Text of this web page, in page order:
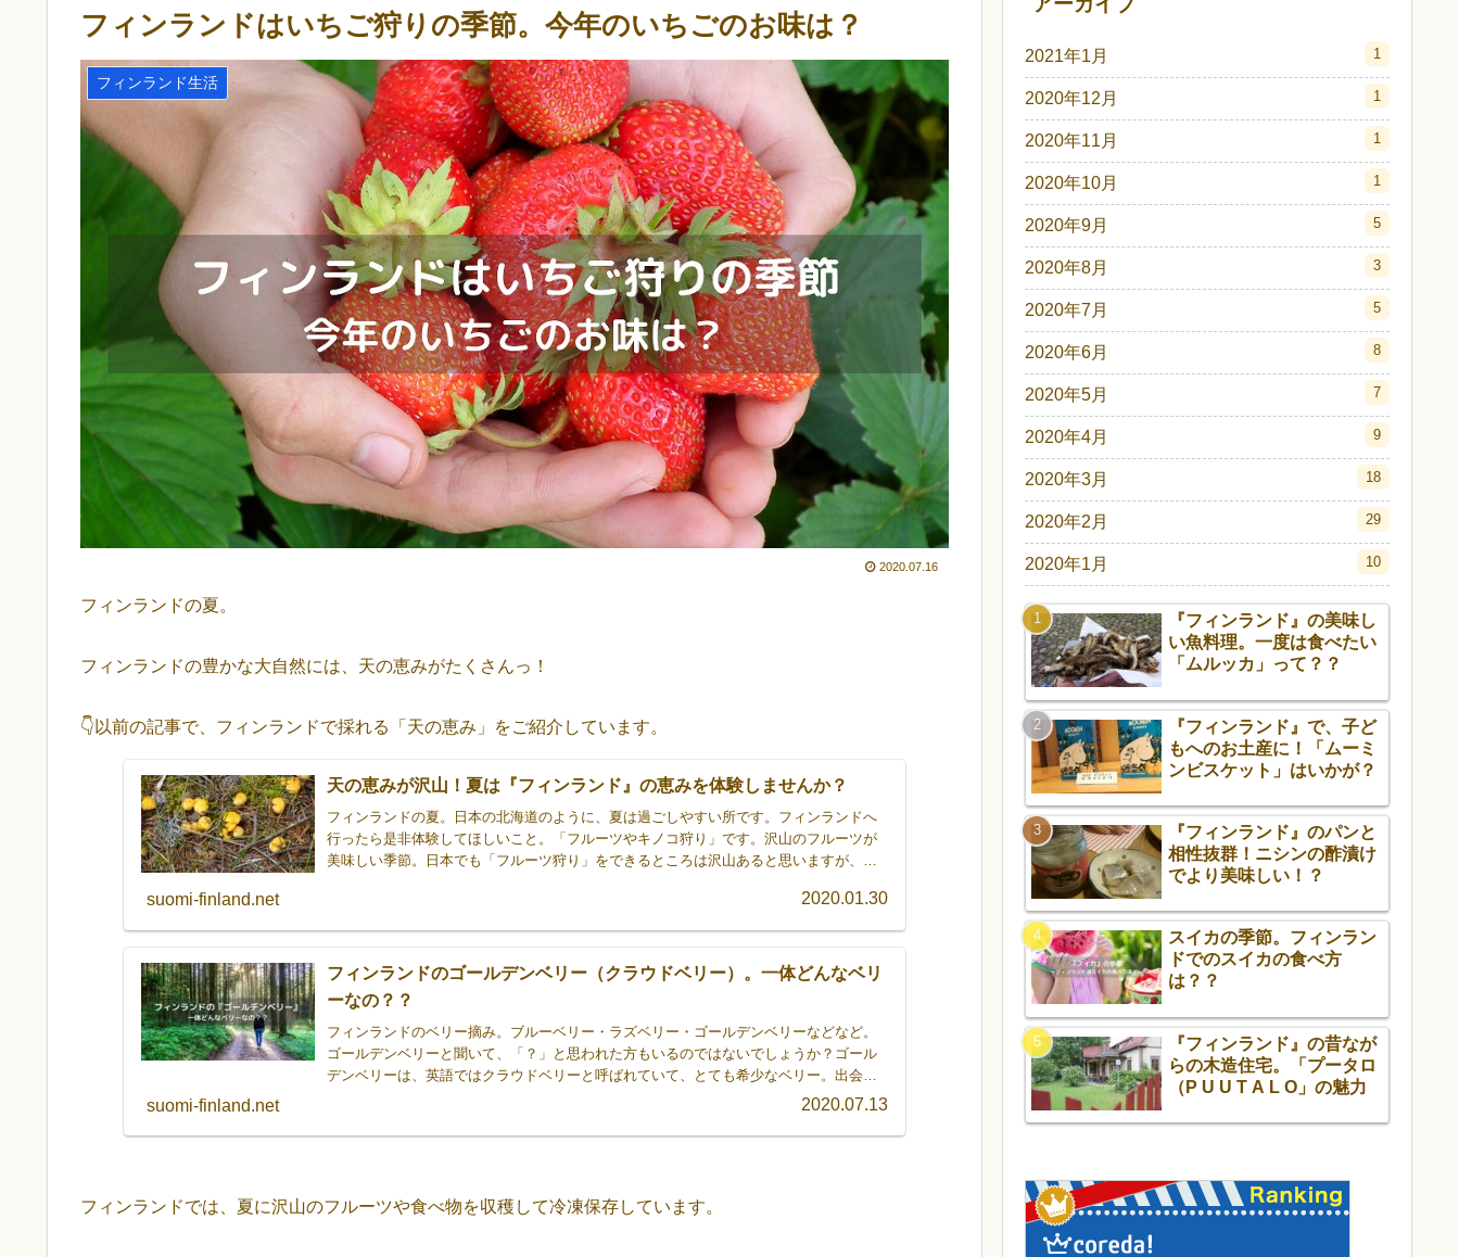
フィンランドはいちご狩りの季節。今年のいちごのお味は？
フィンランド生活
2020.07.16
フィンランドの夏。
フィンランドの豊かな大自然には、天の恵みがたくさんっ！
👇以前の記事で、フィンランドで採れる「天の恵み」をご紹介しています。
天の恵みが沢山！夏は『フィンランド』の恵みを体験しませんか？
フィンランドの夏。日本の北海道のように、夏は過ごしやすい所です。フィンランドへ
行ったら是非体験してほしいこと。「フルーツやキノコ狩り」です。沢山のフルーツが
美味しい季節。日本でも「フルーツ狩り」をできるところは沢山あると思いますが、フ
suomi-finland.net 2020.01.30
フィンランドのゴールデンベリー（クラウドベリー）。一体どんなベリ
ーなの？？
フィンランドのベリー摘み。ブルーベリー・ラズベリー・ゴールデンベリーなどなど。
ゴールデンベリーと聞いて、「？」と思われた方もいるのではないでしょうか？ゴール
デンベリーは、英語ではクラウドベリーと呼ばれていて、とても希少なベリー。出会え
たらラッキーな代物。今日は、知る人ぞ知る「ゴールデンベリー」のお話です。
suomi-finland.net 2020.07.13
フィンランドでは、夏に沢山のフルーツや食べ物を収穫して冷凍保存しています。
2021年1月 1
2020年12月 1
2020年11月 1
2020年10月 1
2020年9月 5
2020年8月 3
2020年7月 5
2020年6月 8
2020年5月 7
2020年4月 9
2020年3月 18
2020年2月 29
2020年1月 10
『フィンランド』の美味し
い魚料理。一度は食べたい
「ムルッカ」って？？
『フィンランド』で、子ど
もへのお土産に！「ムーミ
ンビスケット」はいかが？
『フィンランド』のパンと
相性抜群！ニシンの酢漬け
でより美味しい！？
スイカの季節。フィンラン
ドでのスイカの食べ方
は？？
『フィンランド』の昔なが
らの木造住宅。「プータロ
（P U U T A L O」の魅力